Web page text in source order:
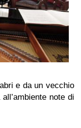
e da un vecchio
note di